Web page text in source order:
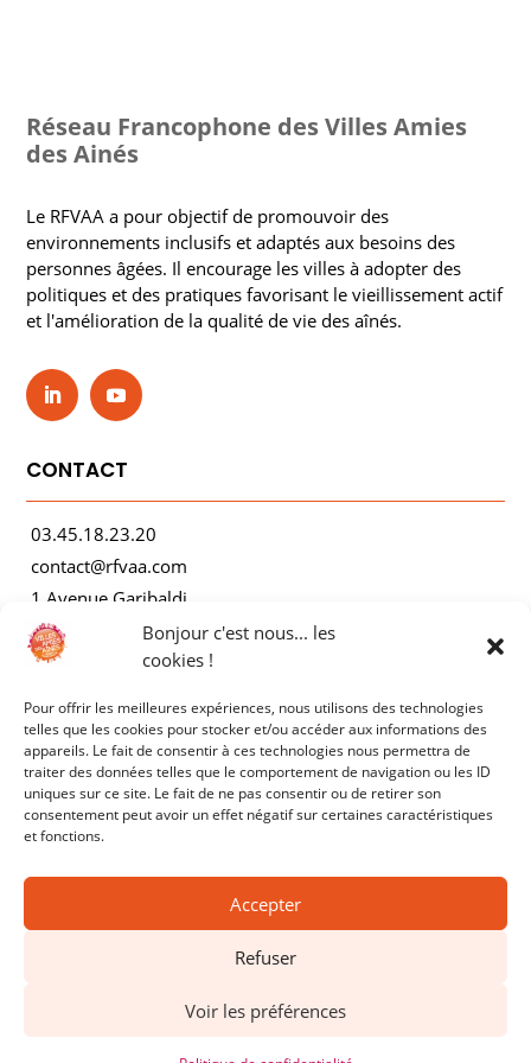
Bonjour c'est nous... les
cookies !
Pour offrir les meilleures expériences, nous utilisons des technologies
telles que les cookies pour stocker et/ou accéder aux informations des
appareils. Le fait de consentir à ces technologies nous permettra de
traiter des données telles que le comportement de navigation ou les ID
uniques sur ce site. Le fait de ne pas consentir ou de retirer son
consentement peut avoir un effet négatif sur certaines caractéristiques
et fonctions.
Accepter
Refuser
Voir les préférences
Réseau Francophone des Villes Amies
des Ainés
Le RFVAA a pour objectif de promouvoir des
environnements inclusifs et adaptés aux besoins des
personnes âgées. Il encourage les villes à adopter des
politiques et des pratiques favorisant le vieillissement actif
et l'amélioration de la qualité de vie des aînés.
CONTACT
03.45.18.23.20
contact@rfvaa.com
1 Avenue Garibaldi
21000 Dijon
AUTRES
Mentions légales
Politiques de confidentialité